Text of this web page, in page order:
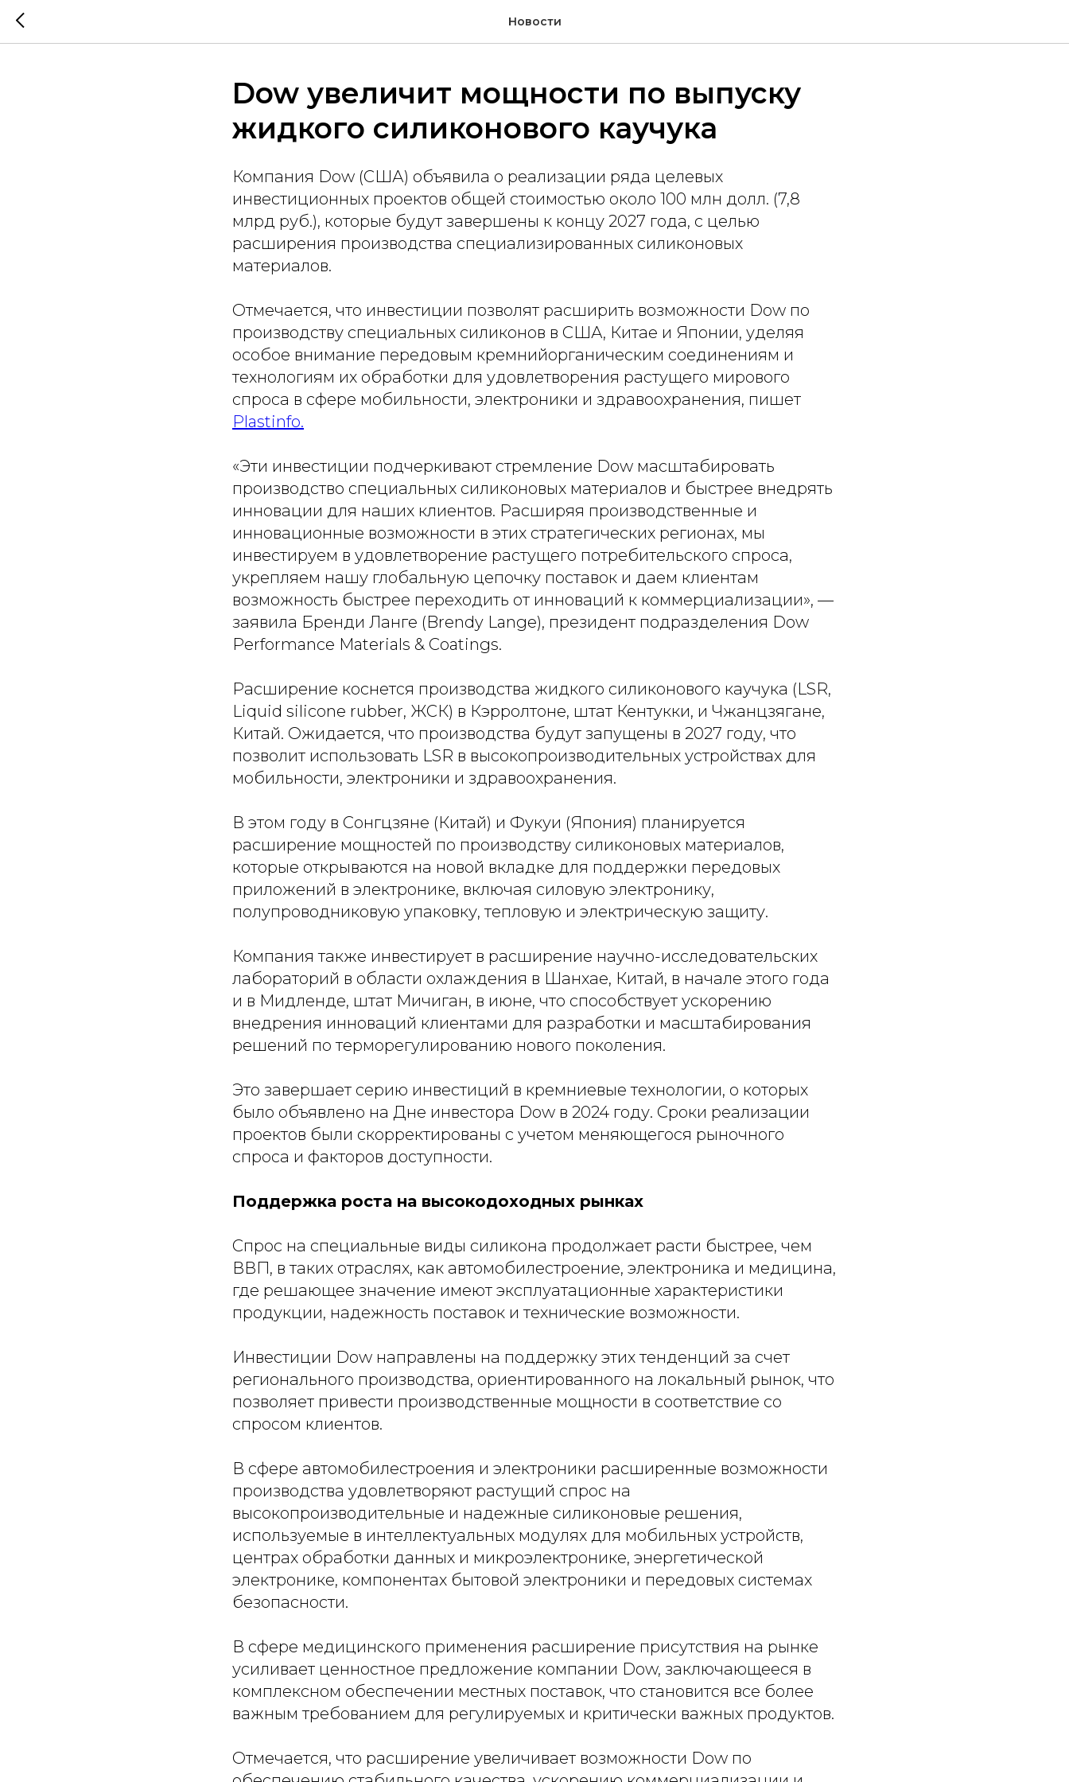
Новости
Dow увеличит мощности по выпуску
жидкого силиконового каучука
Компания Dow (США) объявила о реализации ряда целевых
инвестиционных проектов общей стоимостью около 100 млн долл. (7,8
млрд руб.), которые будут завершены к концу 2027 года, с целью
расширения производства специализированных силиконовых
материалов.
Отмечается, что инвестиции позволят расширить возможности Dow по
производству специальных силиконов в США, Китае и Японии, уделяя
особое внимание передовым кремнийорганическим соединениям и
технологиям их обработки для удовлетворения растущего мирового
спроса в сфере мобильности, электроники и здравоохранения, пишет
Рlastinfo.
«Эти инвестиции подчеркивают стремление Dow масштабировать
производство специальных силиконовых материалов и быстрее внедрять
инновации для наших клиентов. Расширяя производственные и
инновационные возможности в этих стратегических регионах, мы
инвестируем в удовлетворение растущего потребительского спроса,
укрепляем нашу глобальную цепочку поставок и даем клиентам
возможность быстрее переходить от инноваций к коммерциализации», —
заявила Бренди Ланге (Brendy Lange), президент подразделения Dow
Performance Materials & Coatings.
Расширение коснется производства жидкого силиконового каучука (LSR,
Liquid silicone rubber, ЖСК) в Кэрролтоне, штат Кентукки, и Чжанцзягане,
Китай. Ожидается, что производства будут запущены в 2027 году, что
позволит использовать LSR в высокопроизводительных устройствах для
мобильности, электроники и здравоохранения.
В этом году в Сонгцзяне (Китай) и Фукуи (Япония) планируется
расширение мощностей по производству силиконовых материалов,
которые открываются на новой вкладке для поддержки передовых
приложений в электронике, включая силовую электронику,
полупроводниковую упаковку, тепловую и электрическую защиту.
Компания также инвестирует в расширение научно-исследовательских
лабораторий в области охлаждения в Шанхае, Китай, в начале этого года
и в Мидленде, штат Мичиган, в июне, что способствует ускорению
внедрения инноваций клиентами для разработки и масштабирования
решений по терморегулированию нового поколения.
Это завершает серию инвестиций в кремниевые технологии, о которых
было объявлено на Дне инвестора Dow в 2024 году. Сроки реализации
проектов были скорректированы с учетом меняющегося рыночного
спроса и факторов доступности.
Поддержка роста на высокодоходных рынках
Спрос на специальные виды силикона продолжает расти быстрее, чем
ВВП, в таких отраслях, как автомобилестроение, электроника и медицина,
где решающее значение имеют эксплуатационные характеристики
продукции, надежность поставок и технические возможности.
Инвестиции Dow направлены на поддержку этих тенденций за счет
регионального производства, ориентированного на локальный рынок, что
позволяет привести производственные мощности в соответствие со
спросом клиентов.
В сфере автомобилестроения и электроники расширенные возможности
производства удовлетворяют растущий спрос на
высокопроизводительные и надежные силиконовые решения,
используемые в интеллектуальных модулях для мобильных устройств,
центрах обработки данных и микроэлектронике, энергетической
электронике, компонентах бытовой электроники и передовых системах
безопасности.
В сфере медицинского применения расширение присутствия на рынке
усиливает ценностное предложение компании Dow, заключающееся в
комплексном обеспечении местных поставок, что становится все более
важным требованием для регулируемых и критически важных продуктов.
Отмечается, что расширение увеличивает возможности Dow по